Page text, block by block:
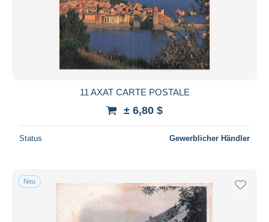
11 AXAT CARTE POSTALE
± 6,80 $
Status Gewerblicher Händler
Neu